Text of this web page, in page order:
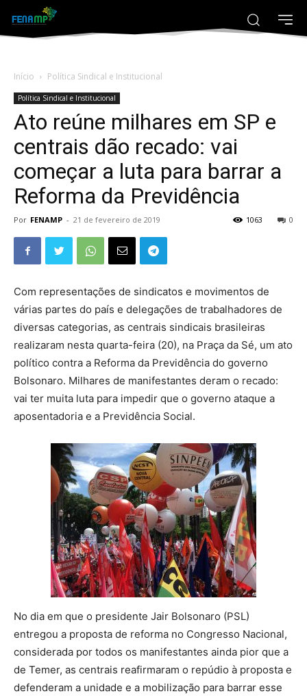
Início Política Sindical e Institucional
Política Sindical e Institucional
Ato reúne milhares em SP e
centrais dão recado: vai
começar a luta para barrar a
Reforma da Previdência
Por FENAMP - 21 de fevereiro de 2019 0
1063
Com representações de sindicatos e movimentos de
várias partes do país e delegações de trabalhadores de
diversas categorias, as centrais sindicais brasileiras
realizaram nesta quarta-feira (20), na Praça da Sé, um ato
político contra a Reforma da Previdência do governo
Bolsonaro. Milhares de manifestantes deram o recado:
vai ter muita luta para impedir que o governo ataque a
aposentadoria e a Previdência Social.
No dia em que o presidente Jair Bolsonaro (PSL)
entregou a proposta de reforma no Congresso Nacional,
considerada por todos os manifestantes ainda pior que a
de Temer, as centrais reafirmaram o repúdio à proposta e
defenderam a unidade e a mobilização para barrar esse